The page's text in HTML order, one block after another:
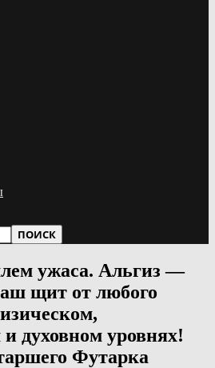
ужаса. Альгиз —
щит от любого
духовном уровнях!
Футарка